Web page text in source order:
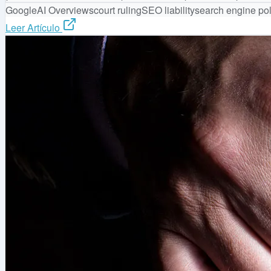
GoogleAI Overviewscourt rulingSEO liabilitysearch engine
Leer Artículo